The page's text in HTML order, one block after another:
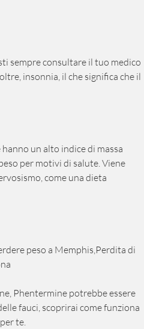
insonnia, il che significa che il
un alto indice di massa
per motivi di salute. Viene
come una dieta
peso a Memphis,Perdita di
Phentermine potrebbe essere
fauci, scoprirai come funziona
te.